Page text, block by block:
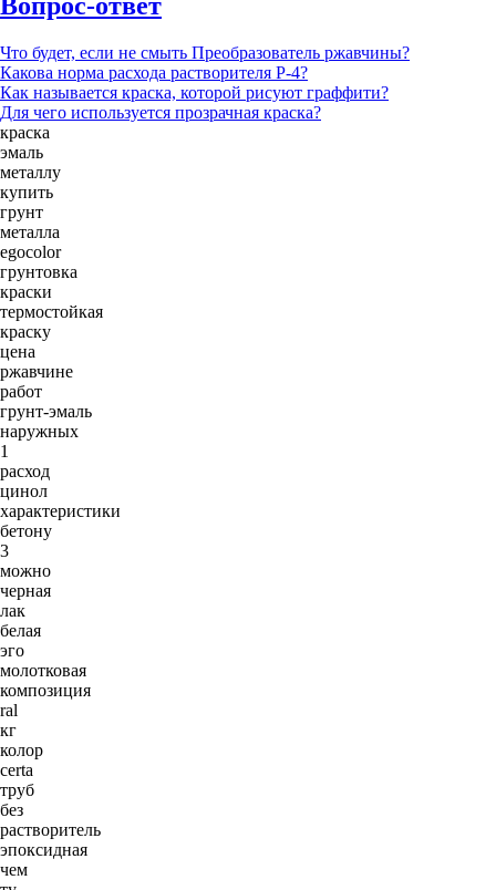
Что будет, если не смыть Преобразователь ржавчины?
Какова норма расхода растворителя Р-4?
Как называется краска, которой рисуют граффити?
Для чего используется прозрачная краска?
краска
эмаль
металлу
купить
грунт
металла
egocolor
грунтовка
краски
термостойкая
краску
цена
ржавчине
работ
грунт-эмаль
наружных
1
расход
цинол
характеристики
бетону
3
можно
черная
лак
белая
эго
молотковая
композиция
ral
кг
колор
certa
труб
без
растворитель
эпоксидная
чем